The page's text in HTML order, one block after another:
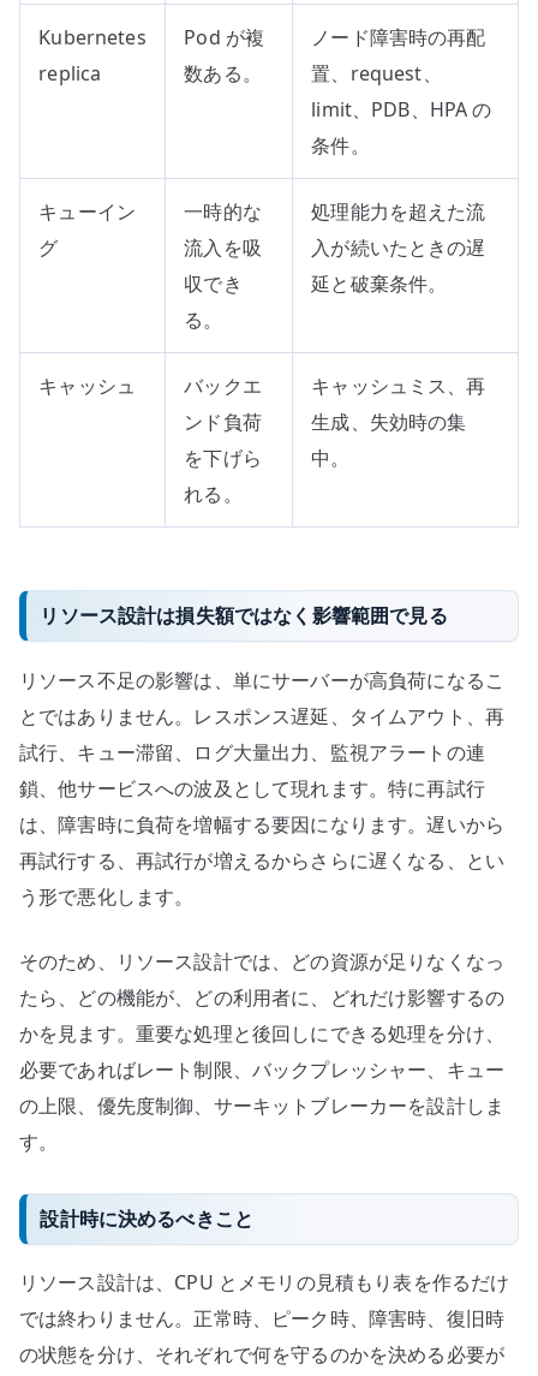
Kubernetes
replica
Pod が複
数ある。
ノード障害時の再配
置、request、
limit、PDB、HPA の
条件。
キューイン
グ
一時的な
流入を吸
収でき
る。
処理能力を超えた流
入が続いたときの遅
延と破棄条件。
キャッシュ
バックエ
ンド負荷
を下げら
れる。
キャッシュミス、再
生成、失効時の集
中。
リソース設計は損失額ではなく影響範囲で見る
リソース不足の影響は、単にサーバーが高負荷になるこ
とではありません。レスポンス遅延、タイムアウト、再
試行、キュー滞留、ログ大量出力、監視アラートの連
鎖、他サービスへの波及として現れます。特に再試行
は、障害時に負荷を増幅する要因になります。遅いから
再試行する、再試行が増えるからさらに遅くなる、とい
う形で悪化します。
そのため、リソース設計では、どの資源が足りなくなっ
たら、どの機能が、どの利用者に、どれだけ影響するの
かを見ます。重要な処理と後回しにできる処理を分け、
必要であればレート制限、バックプレッシャー、キュー
の上限、優先度制御、サーキットブレーカーを設計しま
す。
設計時に決めるべきこと
リソース設計は、CPU とメモリの見積もり表を作るだけ
では終わりません。正常時、ピーク時、障害時、復旧時
の状態を分け、それぞれで何を守るのかを決める必要が